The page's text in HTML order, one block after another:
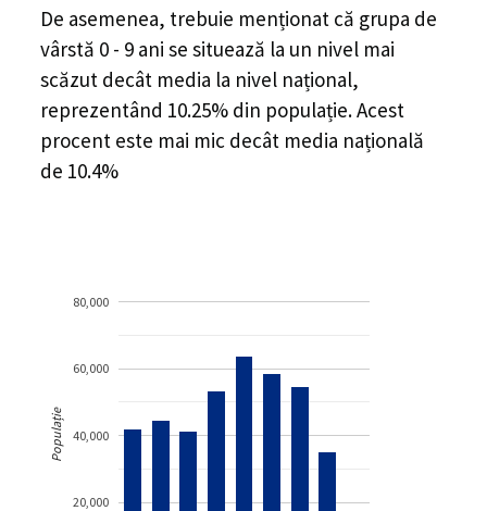
De asemenea, trebuie menționat că grupa de
vârstă 0 - 9 ani se situează la un nivel mai
scăzut decât media la nivel național,
reprezentând 10.25% din populație. Acest
procent este mai mic decât media națională
de 10.4%
20,000
40,000
60,000
80,000
Populație